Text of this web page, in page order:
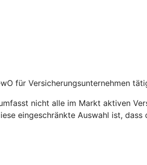
für Versicherungsunternehmen
nicht alle im Markt aktiven
eingeschränkte Auswahl ist,